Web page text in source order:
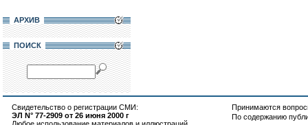
АРХИВ
ПОИСК
Свидетельство о регистрации СМИ:
ЭЛ N° 77-2909 от 26 июня 2000 г
Принимаются
По содержанию